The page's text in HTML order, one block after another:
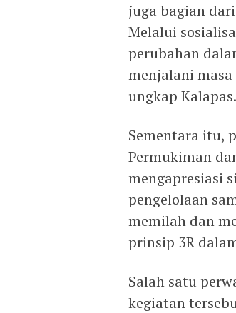
juga bagian
Melalui
perubahan
menjalani
ungkap Kalapas.
Sementara itu,
Permukiman
mengapresiasi
pengelolaan
memilah dan
prinsip 3R
Salah satu
kegiatan